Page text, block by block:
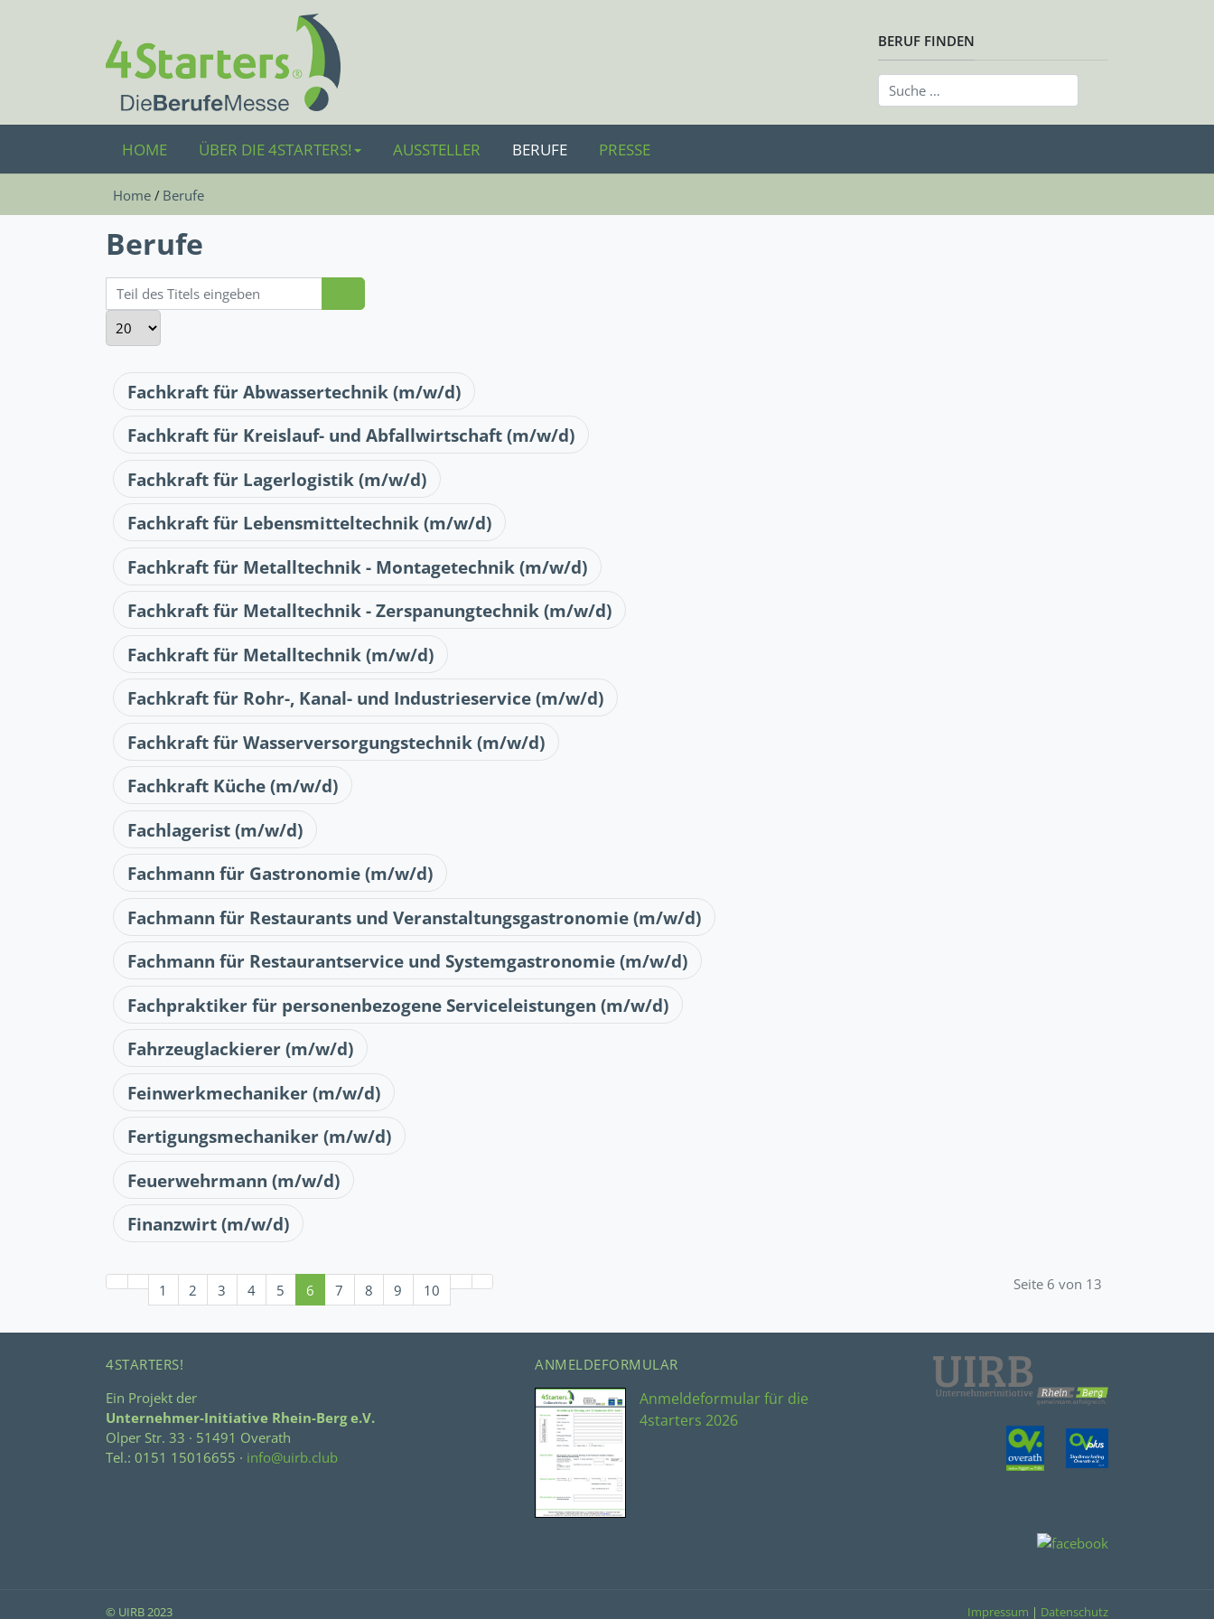
BERUF FINDEN
HOME ÜBER DIE 4STARTERS! AUSSTELLER BERUFE PRESSE
Home Berufe
Berufe
Teil des Titels eingeben
Anzeige #
Fachkraft für Abwassertechnik (m/w/d)
Fachkraft für Kreislauf- und Abfallwirtschaft (m/w/d)
Fachkraft für Lagerlogistik (m/w/d)
Fachkraft für Lebensmitteltechnik (m/w/d)
Fachkraft für Metalltechnik - Montagetechnik (m/w/d)
Fachkraft für Metalltechnik - Zerspanungtechnik (m/w/d)
Fachkraft für Metalltechnik (m/w/d)
Fachkraft für Rohr-, Kanal- und Industrieservice (m/w/d)
Fachkraft für Wasserversorgungstechnik (m/w/d)
Fachkraft Küche (m/w/d)
Fachlagerist (m/w/d)
Fachmann für Gastronomie (m/w/d)
Fachmann für Restaurants und Veranstaltungsgastronomie (m/w/d)
Fachmann für Restaurantservice und Systemgastronomie (m/w/d)
Fachpraktiker für personenbezogene Serviceleistungen (m/w/d)
Fahrzeuglackierer (m/w/d)
Feinwerkmechaniker (m/w/d)
Fertigungs­mechaniker (m/w/d)
Feuerwehrmann (m/w/d)
Finanzwirt (m/w/d)
Seite 6 von 13
1 2 3 4 5 6 7 8 9 10
4STARTERS!
Ein Projekt der
Unternehmer-Initiative Rhein-Berg e.V.
Olper Str. 33 · 51491 Overath
Tel.: 0151 15016655 · info@uirb.club
ANMELDEFORMULAR
Anmeldeformular für die
4starters 2026
© UIRB 2023 Impressum | Datenschutz